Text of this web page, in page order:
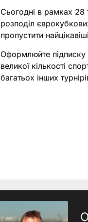
Сьогодні в рамках
розподіл
пропустити
Оформлюйте підписку
великої кількості
багатьох інших